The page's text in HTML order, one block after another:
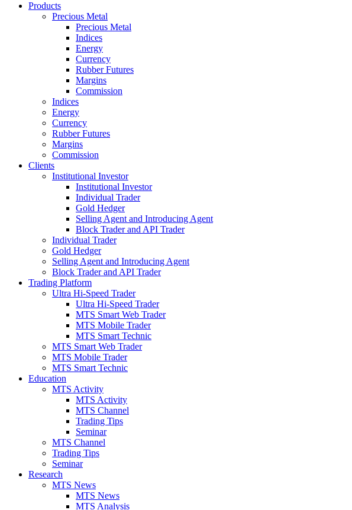
Products
Precious Metal
Precious Metal
Indices
Energy
Currency
Rubber Futures
Margins
Commission
Indices
Energy
Currency
Rubber Futures
Margins
Commission
Clients
Institutional Investor
Institutional Investor
Individual Trader
Gold Hedger
Selling Agent and Introducing Agent
Block Trader and API Trader
Individual Trader
Gold Hedger
Selling Agent and Introducing Agent
Block Trader and API Trader
Trading Platform
Ultra Hi-Speed Trader
Ultra Hi-Speed Trader
MTS Smart Web Trader
MTS Mobile Trader
MTS Smart Technic
MTS Smart Web Trader
MTS Mobile Trader
MTS Smart Technic
Education
MTS Activity
MTS Activity
MTS Channel
Trading Tips
Seminar
MTS Channel
Trading Tips
Seminar
Research
MTS News
MTS News
MTS Analysis